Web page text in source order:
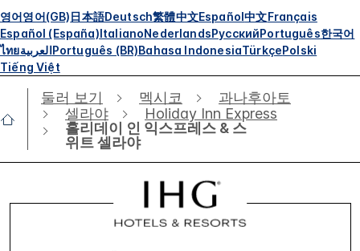
영어영어(GB)日本語Deutsch繁體中文Español中文Français
Español (España)ItalianoNederlandsРусскийPortuguês한국어
ไทยالعربيةPortuguês (BR)Bahasa IndonesiaTürkçePolski
Tiếng Việt
둘러 보기 멕시코
과나후아토
셀라야
Holiday Inn Express
홀리데이 인 익스프레스 & 스
위트 셀라야